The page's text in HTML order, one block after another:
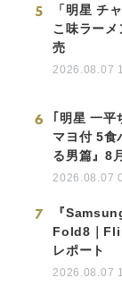
5
「明星 チ
こ味ラー
売
2026.08.07
6
｢明星 一
マヨ付 5食
る男篇』8
2026.08.07
7
『
Fold8｜
レポート
2026.08.07